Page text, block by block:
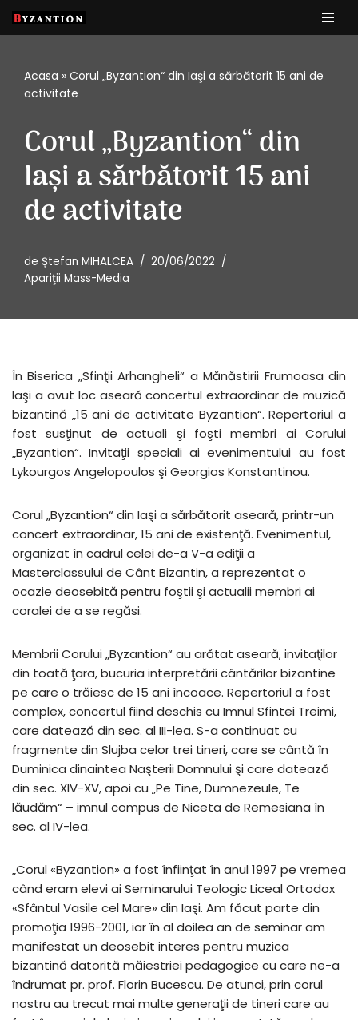
conținut
Acasa » Corul „Byzantion“ din Iaşi a sărbătorit 15 ani de
activitate
Corul „Byzantion“ din
Iaşi a sărbătorit 15 ani
de activitate
de Ștefan MIHALCEA
20/06/2022
Apariţii Mass-Media
În Biserica „Sfinţii Arhangheli“ a Mănăstirii Frumoasa din
Iaşi a avut loc aseară concertul extraordinar de muzică
bizantină „15 ani de activitate Byzantion“. Repertoriul a
fost susţinut de actuali şi foşti membri ai Corului
„Byzantion“. Invitaţii speciali ai evenimentului au fost
Lykourgos Angelopoulos şi Georgios Konstantinou.
Corul „Byzantion“ din Iaşi a sărbătorit aseară, printr-un
concert extraordinar, 15 ani de existenţă. Evenimentul,
organizat în cadrul celei de-a V-a ediţii a
Masterclassului de Cânt Bizantin, a reprezentat o
ocazie deosebită pentru foştii şi actualii membri ai
coralei de a se regăsi.
Membrii Corului „Byzantion“ au arătat aseară, invitaţilor
din toată ţara, bucuria interpretării cântărilor bizantine
pe care o trăiesc de 15 ani încoace. Repertoriul a fost
complex, concertul fiind deschis cu Imnul Sfintei Treimi,
care datează din sec. al III-lea. S-a continuat cu
fragmente din Slujba celor trei tineri, care se cântă în
Duminica dinaintea Naşterii Domnului şi care datează
din sec. XIV-XV, apoi cu „Pe Tine, Dumnezeule, Te
lăudăm“ – imnul compus de Niceta de Remesiana în
sec. al IV-lea.
„Corul «Byzantion» a fost înfiinţat în anul 1997 pe vremea
când eram elevi ai Seminarului Teologic Liceal Ortodox
«Sfântul Vasile cel Mare» din Iaşi. Am făcut parte din
promoţia 1996-2001, iar în al doilea an de seminar am
manifestat un deosebit interes pentru muzica
bizantină datorită măiestriei pedagogice cu care ne-a
îndrumat pr. prof. Florin Bucescu. De atunci, prin corul
nostru au trecut mai multe generaţii de tineri care au